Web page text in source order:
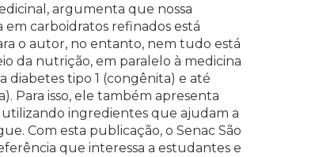
argumenta que nossa
carboidratos refinados está
o autor, no entanto, nem tudo está
da nutrição, em paralelo à medicina
diabetes tipo 1 (congênita) e até
Para isso, ele também apresenta
utilizando ingredientes que ajudam a
Com esta publicação, o Senac São
que interessa a estudantes e